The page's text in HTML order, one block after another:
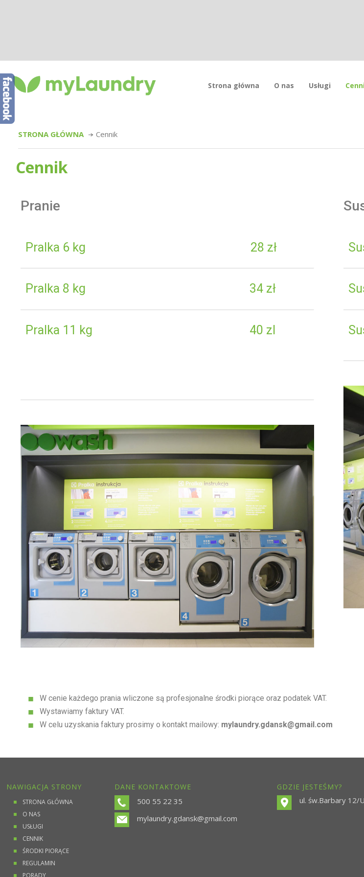
Strona główna O nas Usługi
STRONA GŁÓWNA Cennik
Cennik
Pranie
Pralka 6 kg 28 zł
Pralka 8 kg 34 zł
Pralka 11 kg 40 zl
W cenie każdego prania wliczone są profesjonalne środki piorące oraz podatek VAT.
Wystawiamy faktury VAT.
W celu uzyskania faktury prosimy o kontakt mailowy: mylaundry.gdansk@gmail.com
NAWIGACJA STRONY
STRONA GŁÓWNA
O NAS
USŁUGI
CENNIK
ŚRODKI PIORĄCE
REGULAMIN
PORADY
DANE KONTAKTOWE
500 55 22 35
mylaundry.gdansk@gmail.com
GDZIE JESTEŚMY?
ul. św.Barbary 12/